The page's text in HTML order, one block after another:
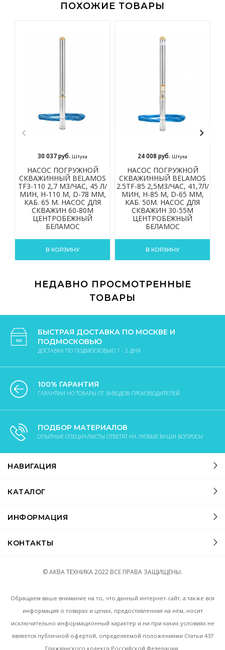
ПОХОЖИЕ ТОВАРЫ
НАСОС ПОГРУЖНОЙ
СКВАЖИННЫЙ BELAMOS
TF3-110 2,7 М3/ЧАС, 45 Л/
МИН, Н-110 М, D-78 ММ,
КАБ. 65 М. НАСОС ДЛЯ
СКВАЖИН 60-80М
ЦЕНТРОБЕЖНЫЙ
БЕЛАМОС
30 037 руб. Штука
В КОРЗИНУ
НАСОС ПОГРУЖНОЙ
СКВАЖИННЫЙ BELAMOS
2.5TF-85 2,5М3/ЧАС, 41,7Л/
МИН, Н-85 М, D-65 ММ,
КАБ. 50М. НАСОС ДЛЯ
СКВАЖИН 30-55М
ЦЕНТРОБЕЖНЫЙ
БЕЛАМОС
24 008 руб. Штука
В КОРЗИНУ
НЕДАВНО ПРОСМОТРЕННЫЕ
ТОВАРЫ
БЫСТРАЯ ДОСТАВКА ПО МОСКВЕ И
ПОДМОСКОВЬЮ
ДОСТАВКА ПО ПОДМОСКОВЬЮ 1 - 2 ДНЯ
100% ГАРАНТИЯ
ГАРАНТИИ НО ТОВАРЫ ОТ ЗАВОДОВ ПРОИЗВОДИТЕЛЕЙ
ПОДБОР МАТЕРИАЛОВ
ОПЫТНЫЕ СПЕЦИАЛИСТЫ ОТВЕТЯТ НА ЛЮБЫЕ ВАШИ ВОПРОСЫ
НАВИГАЦИЯ
КАТАЛОГ
ИНФОРМАЦИЯ
КОНТАКТЫ
© АКВА ТЕХНИКА2022 ВСЕ ПРАВА ЗАЩИЩЕНЫ.
Обращаем ваше внимание на то, что данный интернет-сайт, а также вся
информация о товарах и ценах, предоставленная на нём, носит
исключительно информационный характер и ни при каких условиях не
является публичной офертой, определяемой положениями Статьи 437
Гражданского кодекса Российской Федерации.